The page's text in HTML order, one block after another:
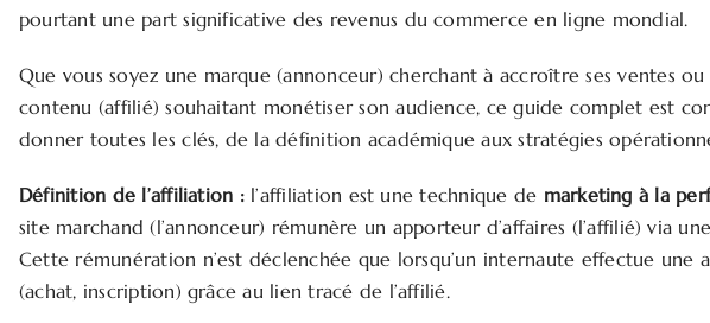
pourtant une part significative des revenus du commerce en ligne mondial.
Que vous soyez une marque (annonceur) cherchant à accroître ses ventes
contenu (affilié) souhaitant monétiser son audience, ce guide complet est
donner toutes les clés, de la définition académique aux stratégies
Définition de l’affiliation :l’affiliation est une technique de marketing à la
site marchand (l’annonceur) rémunère un apporteur d’affaires (l’affilié) via
Cette rémunération n’est déclenchée que lorsqu’un internaute effectue une
(achat, inscription) grâce au lien tracé de l’affilié.